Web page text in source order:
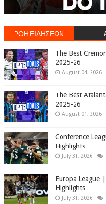
ΡΟΗ ΕΙΔΗΣΕΩΝ
The Best
2025-26
August 04, 2026
The Best
2025-26
August 01, 2026
Conference
Highlights
July 31, 2026
Europa League
Highlights
July 31, 2026